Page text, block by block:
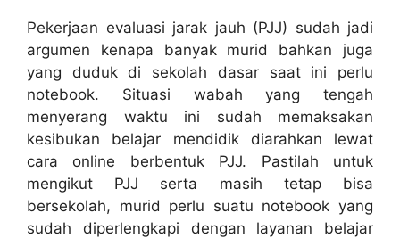
Pekerjaan evaluasi jarak jauh (PJJ) sudah jadi
argumen kenapa banyak murid bahkan juga
yang duduk di sekolah dasar saat ini perlu
notebook. Situasi wabah yang tengah
menyerang waktu ini sudah memaksakan
kesibukan belajar mendidik diarahkan lewat
cara online berbentuk PJJ. Pastilah untuk
mengikut PJJ serta masih tetap bisa
bersekolah, murid perlu suatu notebook yang
sudah diperlengkapi dengan layanan belajar